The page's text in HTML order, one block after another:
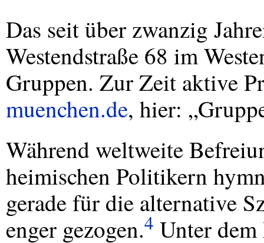
Das seit über zwanzig
Westendstraße 68 im
Gruppen. Zur Zeit aktive
muenchen.de, hier:
Während weltweite
heimischen Politikern
gerade für die alternative
enger gezogen.4 Unter